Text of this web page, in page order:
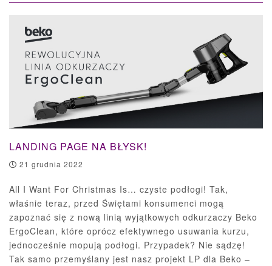
LANDING PAGE NA BŁYSK!
21 grudnia 2022
All I Want For Christmas Is… czyste podłogi! Tak,
właśnie teraz, przed Świętami konsumenci mogą
zapoznać się z nową linią wyjątkowych odkurzaczy Beko
ErgoClean, które oprócz efektywnego usuwania kurzu,
jednocześnie mopują podłogi. Przypadek? Nie sądzę!
Tak samo przemyślany jest nasz projekt LP dla Beko –